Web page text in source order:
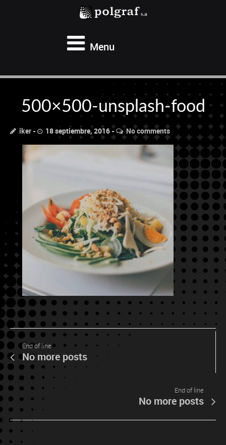
Menu
500×500-unsplash-food
iker 18 septiembre, 2016 No comments
End of line
No more posts
End of line
No more posts